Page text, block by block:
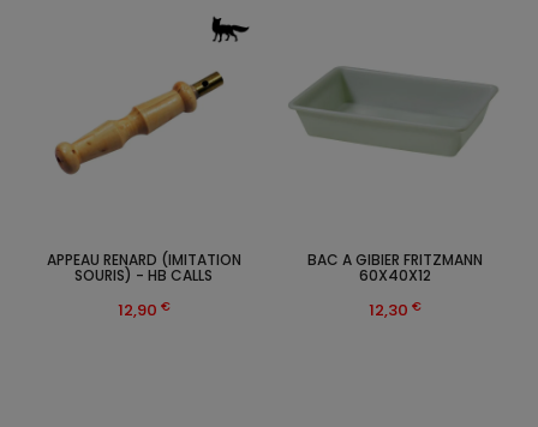
APPEAU RENARD (IMITATION
SOURIS) - HB CALLS
12,90 €
BAC A GIBIER FRITZMANN
60X40X12
12,30 €